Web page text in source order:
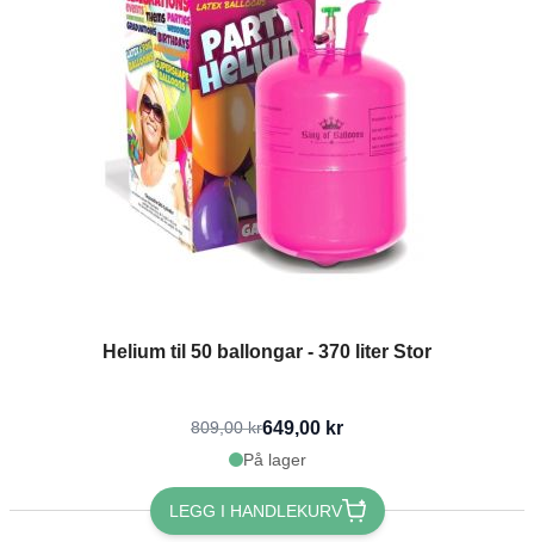
Helium til 50 ballongar - 370 liter Stor
809,00 kr649,00 kr
På lager
LEGG I HANDLEKURV